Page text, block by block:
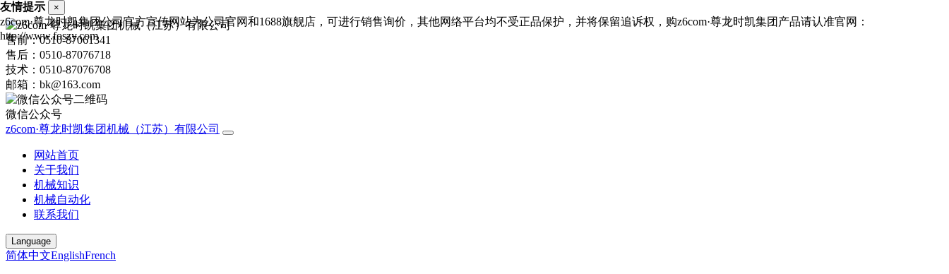
售前：0510-87061341
售后：0510-87076718
技术：0510-87076708
邮箱：bk@163.com
微信公众号
z6com·尊龙时凯集团机械（江苏）有限公司
网站首页
关于我们
机械知识
机械自动化
联系我们
Language
简体中文EnglishFrench
友情提示 ×
z6com·尊龙时凯集团公司官方宣传网站为公司官网和1688旗舰店，可进行销售询价，其他网络平台均不受正品保护，并将保留追诉权，购z6com·尊龙时凯集团产品请认准官网：
http://www.foszy.com